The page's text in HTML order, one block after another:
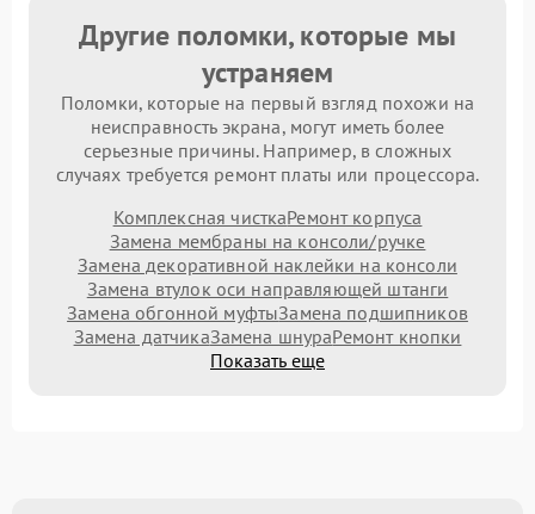
Другие поломки, которые мы
устраняем
Поломки, которые на первый взгляд похожи на
неисправность экрана, могут иметь более
серьезные причины. Например, в сложных
случаях требуется ремонт платы или процессора.
Комплексная чисткаРемонт корпуса
Замена мембраны на консоли/ручке
Замена декоративной наклейки на консоли
Замена втулок оси направляющей штанги
Замена обгонной муфтыЗамена подшипников
Замена датчикаЗамена шнураРемонт кнопки
Показать еще